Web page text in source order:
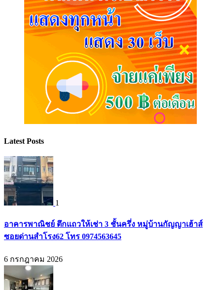
Latest Posts
1
อาคารพาณิชย์ ตึกแถวให้เช่า 3 ชั้นครึ่ง หมู่บ้านกัญญาเฮ้าส์
ซอยด่านสำโรง62 โทร 0974563645
6 กรกฎาคม 2026